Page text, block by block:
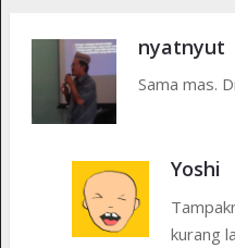
nyatnyut
Sama mas.
Yoshi
kurang